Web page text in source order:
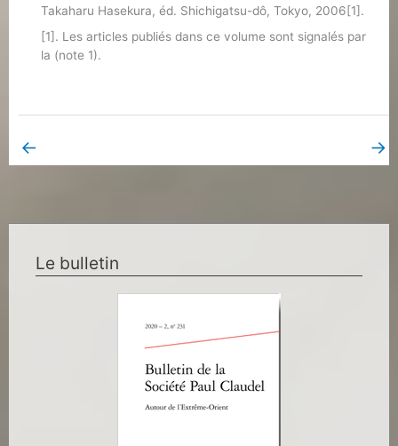
Takaharu Hasekura, éd. Shichigatsu-dô, Tokyo, 2006[1].
[1]. Les articles publiés dans ce volume sont signalés par
la (note 1).
← →
Le bulletin